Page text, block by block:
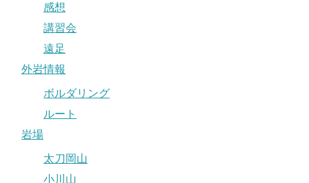
感想
講習会
遠足
外岩情報
ボルダリング
ルート
岩場
太刀岡山
小川山